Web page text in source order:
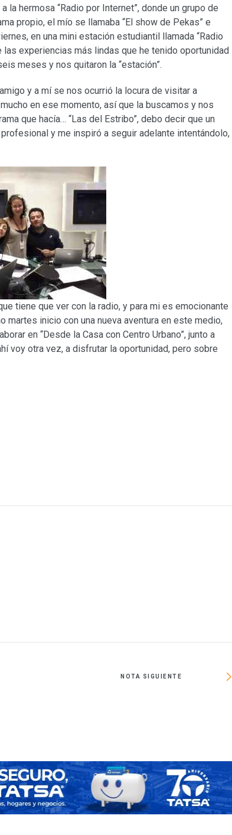
hermosa “Radio por Internet”, donde un grupo de
propio, el mío se llamaba “El show de Pekas” e
en una mini estación estudiantil llamada “Radio
las experiencias más lindas que he tenido oportunidad
meses y nos quitaron la “estación”.
y a mí se nos ocurrió la locura de visitar a
en ese momento, así que la buscamos y nos
que hacía… “Las del Estribo”, debo decir que un
y me inspiró a seguir adelante intentándolo,
tiene que ver con la radio, y para mi es emocionante
inicio con una nueva aventura en este medio,
en “Desde la Casa con Centro Urbano”, junto a
voy otra vez, a disfrutar la oportunidad, pero sobre
NOTA SIGUIENTE